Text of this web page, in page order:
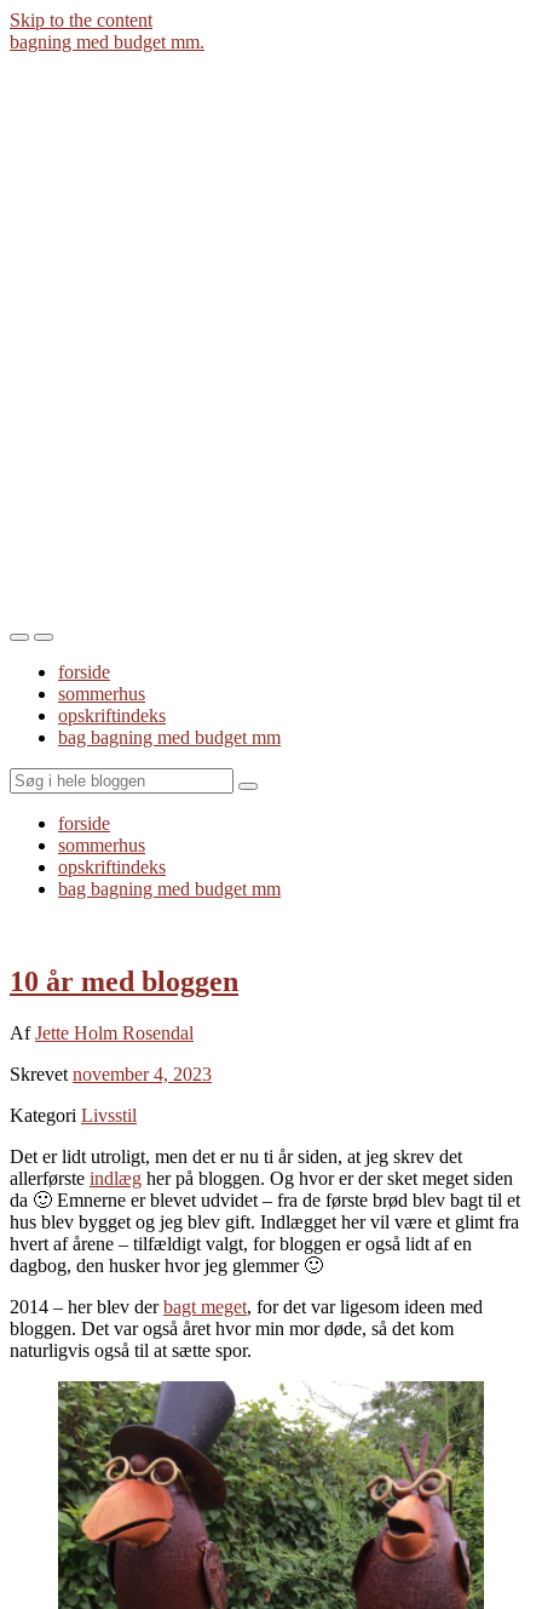
Skip to the content
bagning med budget mm.
Toggle
mobile
menu
Toggle
the
search
field
forside
sommerhus
opskriftindeks
bag bagning med budget mm
Search
forside
sommerhus
opskriftindeks
bag bagning med budget mm
10 år med bloggen
AfJette Holm Rosendal
Skrevet november 4, 2023
Kategori Livsstil
Det er lidt utroligt, men det er nu ti år siden, at jeg skrev det
allerførste indlæg her på bloggen. Og hvor er der sket meget siden
da 🙂 Emnerne er blevet udvidet – fra de første brød blev bagt til et
hus blev bygget og jeg blev gift. Indlægget her vil være et glimt fra
hvert af årene – tilfældigt valgt, for bloggen er også lidt af en
dagbog, den husker hvor jeg glemmer 🙂
2014 – her blev derbagt meget, for det var ligesom ideen med
bloggen. Det var også året hvor min mor døde, så det kom
naturligvis også til at sætte spor.